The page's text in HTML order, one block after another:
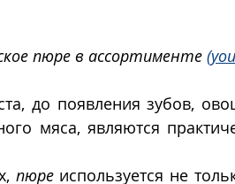
пюре в ассортименте
до появления зубов,
мяса, являются
пюре используется не